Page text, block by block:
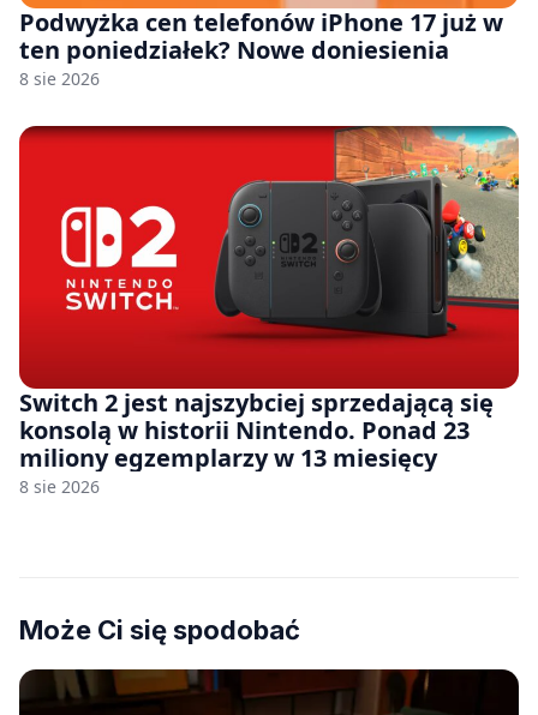
Podwyżka cen telefonów iPhone 17 już w
ten poniedziałek? Nowe doniesienia
8 sie 2026
Switch 2 jest najszybciej sprzedającą się
konsolą w historii Nintendo. Ponad 23
miliony egzemplarzy w 13 miesięcy
8 sie 2026
Może Ci się spodobać